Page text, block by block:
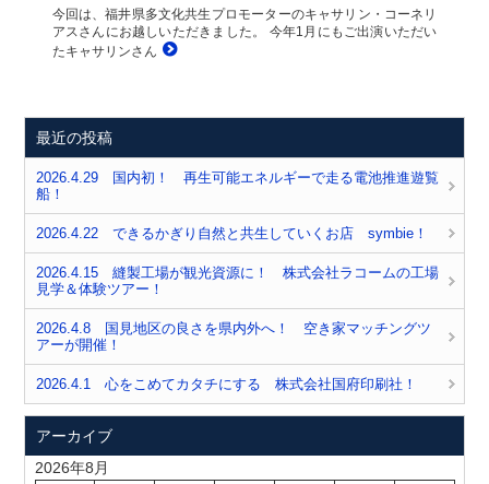
今回は、福井県多文化共生プロモーターのキャサリン・コーネリ
アスさんにお越しいただきました。 今年1月にもご出演いただい
たキャサリンさん
最近の投稿
2026.4.29 国内初！ 再生可能エネルギーで走る電池推進遊覧
船！
2026.4.22 できるかぎり自然と共生していくお店 symbie！
2026.4.15 縫製工場が観光資源に！ 株式会社ラコームの工場
見学＆体験ツアー！
2026.4.8 国見地区の良さを県内外へ！ 空き家マッチングツ
アーが開催！
2026.4.1 心をこめてカタチにする 株式会社国府印刷社！
アーカイブ
2026年8月